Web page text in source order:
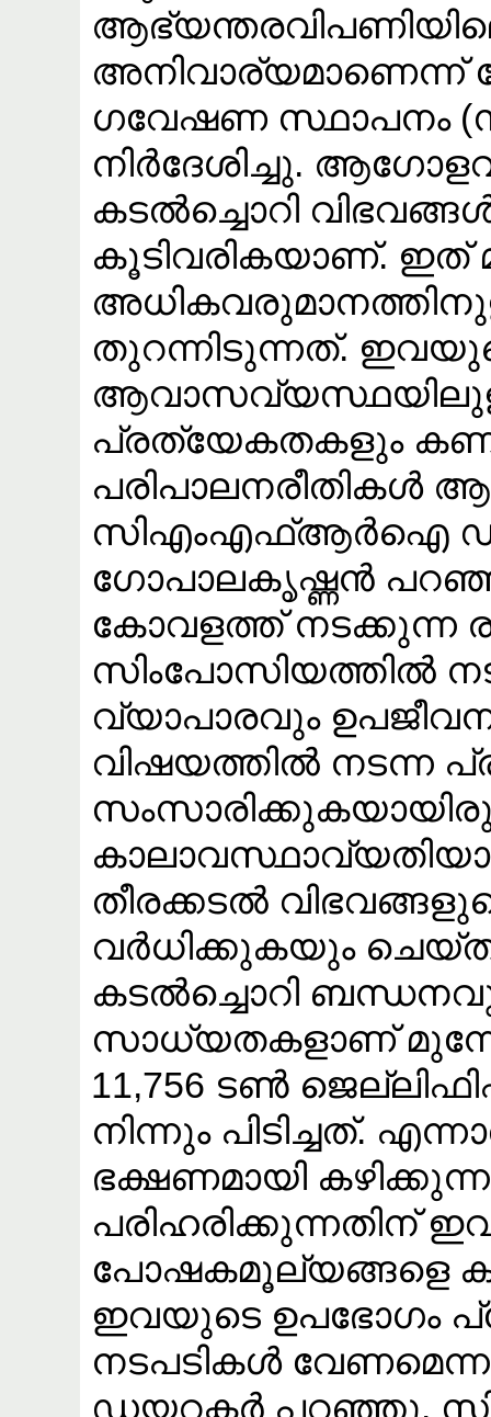
അനിവാര്യമാണെന്ന്
ഗവേഷണ
നിർദേശിച്ചു.
കടൽച്ചൊറി
കൂടിവരികയാണ്. ഇത്
തുറന്നിടുന്നത്.
പ്രത്യേകതകളും
പരിപാലനരീതികൾ
സിഎംഎഫ്ആർഐ
ഗോപാലകൃഷ്ണൻ
കോവളത്ത് നടക്കുന്ന
സിംപോസിയത്തിൽ
വ്യാപാരവും
വിഷയത്തിൽ നടന്ന
തീരക്കടൽ
വർധിക്കുകയും
കടൽച്ചൊറി
സാധ്യതകളാണ്
11,756 ടൺ
നിന്നും പിടിച്ചത്.
ഭക്ഷണമായി
പരിഹരിക്കുന്നതിന്
പോഷകമൂല്യങ്ങളെ
ഇവയുടെ ഉപഭോ​ഗം
നടപടികൾ
ഡയറക്ടർ പറഞ്ഞു.